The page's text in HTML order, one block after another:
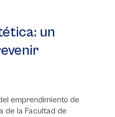
un
emprendimiento de
de la Facultad de